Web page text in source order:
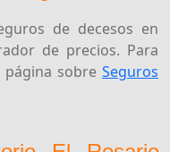
de decesos en
de precios. Para
sobre Seguros